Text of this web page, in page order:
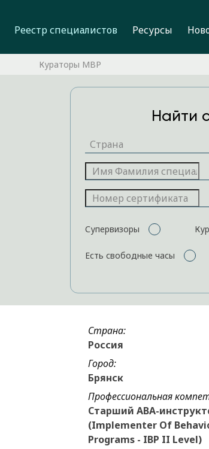
Реестр специалистов Ресурсы
Кураторы MBP
Найти
Супервизоры
Есть свободные часы
Страна:
Россия
Город:
Брянск
Профессиональная
Старший АВА-
(Implementer Of
Programs - IBP II Level)